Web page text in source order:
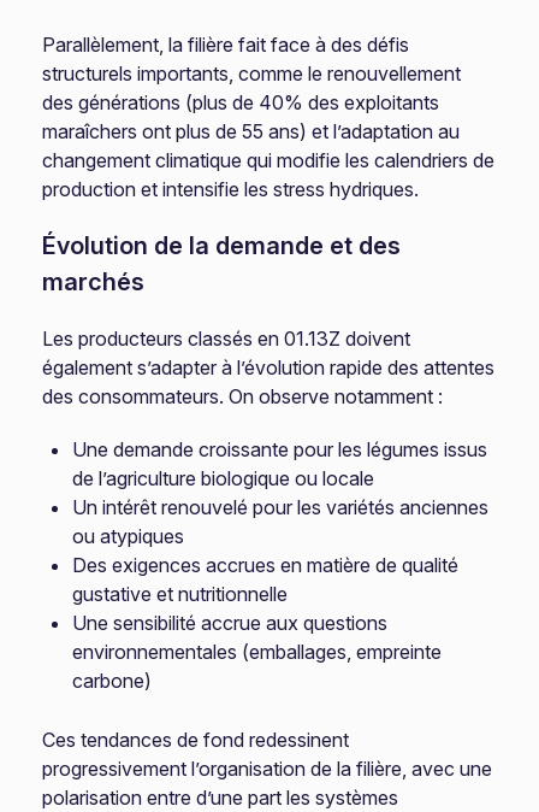
Parallèlement, la filière fait face à des défis
structurels importants, comme le renouvellement
des générations (plus de 40% des exploitants
maraîchers ont plus de 55 ans) et l’adaptation au
changement climatique qui modifie les calendriers de
production et intensifie les stress hydriques.
Évolution de la demande et des
marchés
Les producteurs classés en 01.13Z doivent
également s’adapter à l’évolution rapide des attentes
des consommateurs. On observe notamment :
Une demande croissante pour les légumes issus
de l’agriculture biologique ou locale
Un intérêt renouvelé pour les variétés anciennes
ou atypiques
Des exigences accrues en matière de qualité
gustative et nutritionnelle
Une sensibilité accrue aux questions
environnementales (emballages, empreinte
carbone)
Ces tendances de fond redessinent
progressivement l’organisation de la filière, avec une
polarisation entre d’une part les systèmes